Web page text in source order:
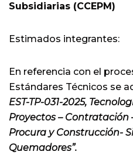
Subsidiarias (CCEPM)
Estimados integrantes:
En referencia con el
Estándares Técnicos se
EST-TP-031-2025,
Proyectos – Contratación
Procura y Construcción-
Quemadores”.